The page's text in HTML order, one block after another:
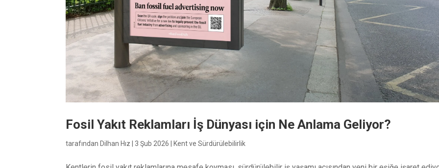
Fosil Yakıt Reklamları İş Dünyası için Ne Anlama Geliyor?
tarafından Dilhan Hız 3 Şub 2026 Kent ve Sürdürülebilirlik